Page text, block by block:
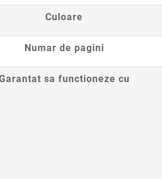
Culoare
Numar de pagini
sa functioneze cu